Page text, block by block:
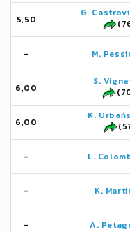
5,50
G.
- M.
6,00
S.
6,00
K.
- L.
- K.
- A.